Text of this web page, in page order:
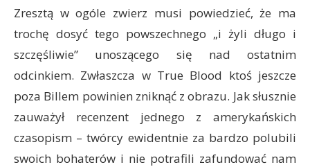
Zresztą w ogóle zwierz musi powiedzieć, że ma
trochę dosyć tego powszechnego „i żyli długo i
szczęśliwie” unoszącego się nad ostatnim
odcinkiem. Zwłaszcza w True Blood ktoś jeszcze
poza Billem powinien zniknąć z obrazu. Jak słusznie
zauważył recenzent jednego z amerykańskich
czasopism – twórcy ewidentnie za bardzo polubili
swoich bohaterów i nie potrafili zafundować nam